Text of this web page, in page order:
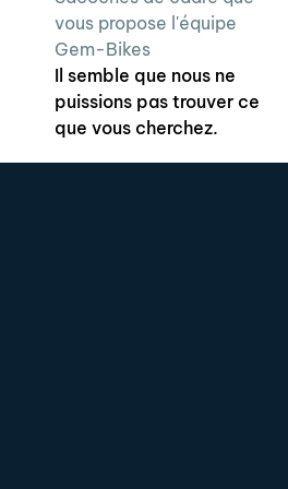
vous propose l'équipe
Gem-Bikes
Il semble que nous ne
puissions pas trouver ce
que vous cherchez.